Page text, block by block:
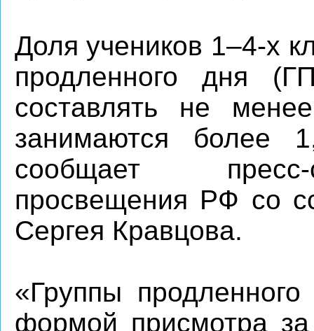
Доля учеников 1–4-х
продленного дня
составлять не
занимаются более
сообщает пресс-
просвещения РФ со
Сергея Кравцова.
«Группы
формой присмотра